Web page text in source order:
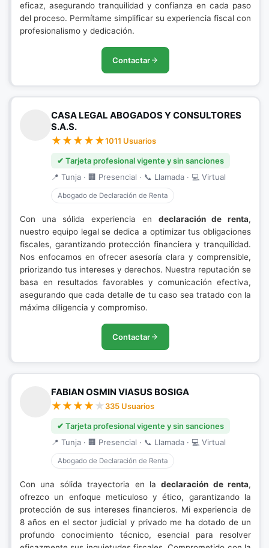
eficaz, asegurando tranquilidad y confianza en cada paso
del proceso. Permítame simplificar su experiencia fiscal con
profesionalismo y dedicación.
Contactar
CASA LEGAL ABOGADOS Y CONSULTORES
S.A.S.
1011 Usuarios
✔ Tarjeta profesional vigente y sin sanciones
📍 Tunja · 🏢 Presencial · 📞 Llamada · 💻 Virtual
Abogado de Declaración de Renta
Con una sólida experiencia en declaración de renta,
nuestro equipo legal se dedica a optimizar tus obligaciones
fiscales, garantizando protección financiera y tranquilidad.
Nos enfocamos en ofrecer asesoría clara y comprensible,
priorizando tus intereses y derechos. Nuestra reputación se
basa en resultados favorables y comunicación efectiva,
asegurando que cada detalle de tu caso sea tratado con la
máxima diligencia y compromiso.
Contactar
FABIAN OSMIN VIASUS BOSIGA
335 Usuarios
✔ Tarjeta profesional vigente y sin sanciones
📍 Tunja · 🏢 Presencial · 📞 Llamada · 💻 Virtual
Abogado de Declaración de Renta
Con una sólida trayectoria en ladeclaración de renta,
ofrezco un enfoque meticuloso y ético, garantizando la
protección de sus intereses financieros. Mi experiencia de
8 años en el sector judicial y privado me ha dotado de un
profundo conocimiento técnico, esencial para resolver